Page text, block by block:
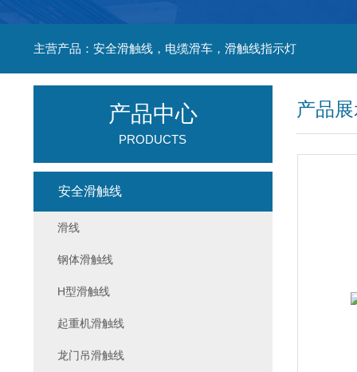
主营产品：安全滑触线，电缆滑车，滑触线指示灯
产品
产品中心
PRODUCTS
安全滑触线
滑线
钢体滑触线
H型滑触线
起重机滑触线
龙门吊滑触线